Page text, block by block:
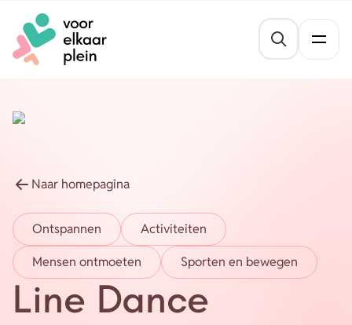
Naar hoofdinhoud
Naar voettekst
Mentale veerkracht
Geldzaken
Meedoen
Opvoeden en opgroeien
Wonen
Nieuws
Vrijwilligersvacatures
Organisaties
Naar homepagina
Ontspannen
Activiteiten
Mensen ontmoeten
Sporten en bewegen
Line Dance